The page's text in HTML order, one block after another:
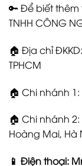
🔑 Để biết thêm
TNHH CÔNG
🏠 Địa chỉ
TPHCM
🏠 Chi nhánh 1:
🏠 Chi nhánh
Hoàng Mai, Hà
📱 Điện thoại: